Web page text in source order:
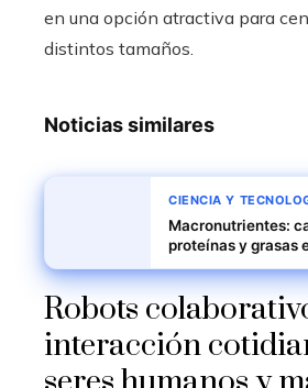
en una opción atractiva para
distintos tamaños.
Noticias similares
CIENCIA Y
Macronutrientes:
proteínas y grasas
Robots
interacción